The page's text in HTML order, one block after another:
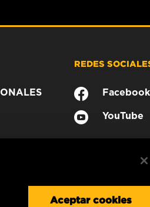
REDES
Facebook
YouTube
Aceptar cookies